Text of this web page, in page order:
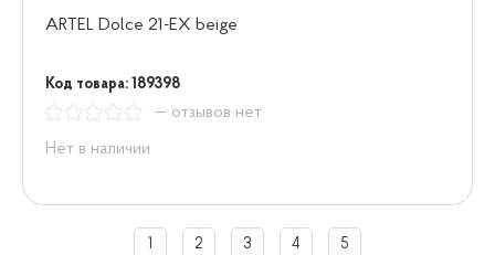
ARTEL Dolce 21-EX beige
Код товара: 189398
— отзывов нет
Нет в наличии
1 2 3 4 5